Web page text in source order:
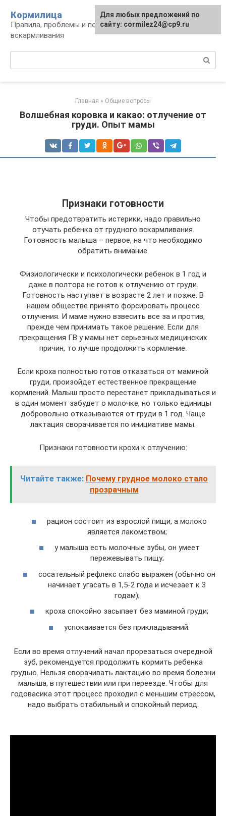
контенту
Кормилица
Правила, проблемы и польза грудного
вскармливания
Главная » Общие вопросы
Волшебная коровка и какао: отлучение от
груди. Опыт мамы
Признаки готовности
Чтобы предотвратить истерики, надо правильно
отучать ребенка от грудного вскармливания.
Готовность малыша – первое, на что необходимо
обратить внимание.
Физиологически и психологически ребенок в 1 год и
даже в полтора не готов к отлучению от груди.
Готовность наступает в возрасте 2 лет и позже. В
нашем обществе принято форсировать процесс
отлучения. И маме нужно взвесить все за и против,
прежде чем принимать такое решение. Если для
прекращения ГВ у мамы нет серьезных медицинских
причин, то лучше продолжить кормление.
Если кроха полностью готов отказаться от маминой
груди, произойдет естественное прекращение
кормлений. Малыш просто перестанет прикладываться и
в один момент забудет о молочке, но только единицы
добровольно отказываются от груди в 1 год. Чаще
лактация сворачивается по инициативе мамы.
Признаки готовности крохи к отлучению:
Читайте также: Почему грудное молоко стало
прозрачным
рацион состоит из взрослой пищи, а молоко
является лакомством;
у малыша есть молочные зубы, он умеет
пережевывать пищу;
сосательный рефлекс слабо выражен (обычно он
начинает угасать в 1,5-2 года и исчезает к 3
годам);
кроха спокойно засыпает без маминой груди;
успокаивается без прикладываний.
Если во время отлучений начал прорезаться очередной
зуб, рекомендуется продолжить кормить ребенка
грудью. Нельзя сворачивать лактацию во время болезни
малыша, в путешествии или при переезде. Чтобы для
годовасика этот процесс проходил с меньшим стрессом,
надо выбрать стабильный и спокойный период.
Для любых предложений по
сайту: cormilez24@cp9.ru